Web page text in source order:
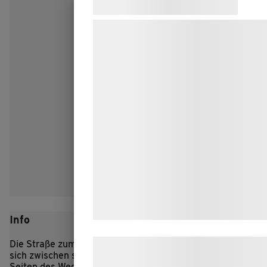
Info
Die Straße zum eisenzeitlichen Dorf Lethra schlängelt
sich zwischen sanften Hügeln hindurch, und zu beiden